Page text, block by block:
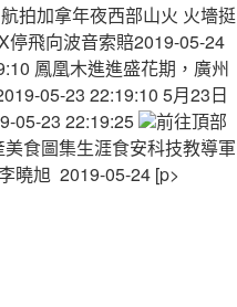
航拍加拿年夜西部山火 火墻挺
停飛向波音索賠2019-05-24
鳳凰木進進盛花期，廣州
05-23 22:19:10 5月23日
05-23 22:19:25
前往頂部
食圖集生涯食安科技教導軍
曉旭 2019-05-24 [p>